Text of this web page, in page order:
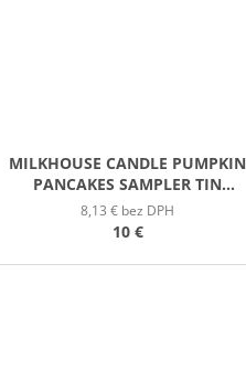
MILKHOUSE CANDLE PUMPKIN
PANCAKES SAMPLER TIN
VONNÁ SVIEČKA V
PLECHOVIČKE 42G
8,13 € bez DPH
10 €